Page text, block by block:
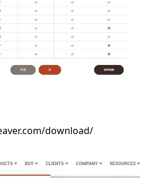
download/